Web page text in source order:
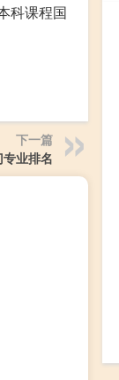
科课程国
下一篇
业排名